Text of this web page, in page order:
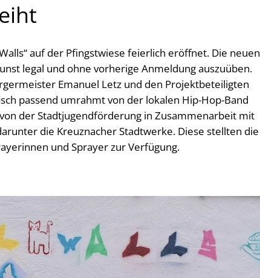
auf der Pfingstwiese feierlich eröffnet. Die neuen
legal und ohne vorherige Anmeldung auszuüben.
Emanuel Letz und den Projektbeteiligten
passend umrahmt von der lokalen Hip-Hop-Band
der Stadtjugendförderung in Zusammenarbeit mit
die Kreuznacher Stadtwerke. Diese stellten die
und Sprayer zur Verfügung.